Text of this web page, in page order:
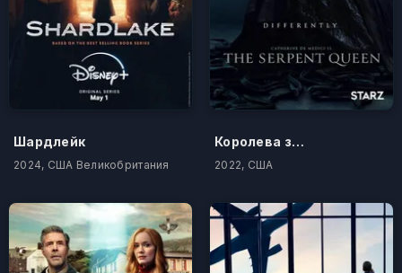
Шардлейк
2024, США Великобритания
Королева змей
2022, США